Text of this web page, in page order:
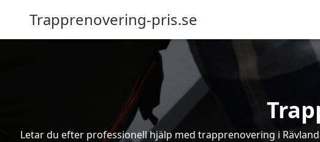
Trapprenovering-pris.se
Letar du efter professionell hjälp med trapprenovering i